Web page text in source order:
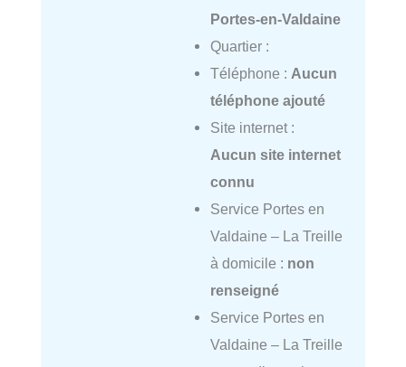
Portes-en-Valdaine
Quartier :
Téléphone : Aucun
téléphone ajouté
Site internet :
Aucun site internet
connu
Service Portes en
Valdaine – La Treille
à domicile : non
renseigné
Service Portes en
Valdaine – La Treille